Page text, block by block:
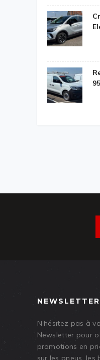
95
NEWSLETTER
N’hésitez pas à
Newsletter pour
promotions en
sur les pneus, les